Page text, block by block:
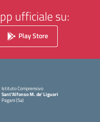
ufficiale su:
Play Store
Istituto Comprensivo
Sant'Alfonso M. de' Liguori
Pagani (Sa)
— Visita la pagina iniziale della scuola